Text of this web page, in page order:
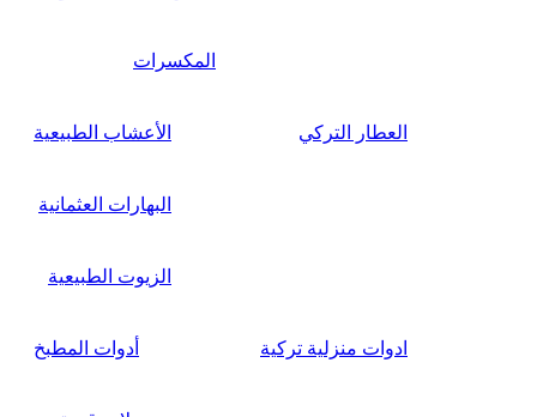
المكسرات
العطار التركي الأعشاب الطبيعية
البهارات العثمانية
الزيوت الطبيعية
ادوات منزلية تركية أدوات المطبخ